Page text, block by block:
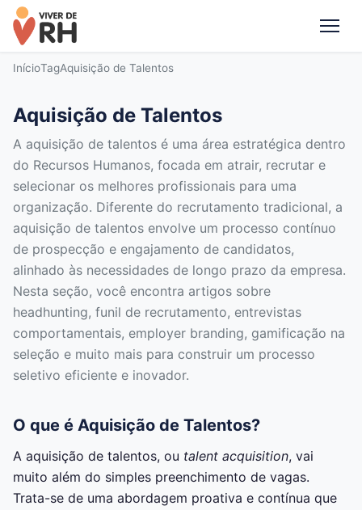
InícioTagAquisição de Talentos
Aquisição de Talentos
A aquisição de talentos é uma área estratégica dentro
do Recursos Humanos, focada em atrair, recrutar e
selecionar os melhores profissionais para uma
organização. Diferente do recrutamento tradicional, a
aquisição de talentos envolve um processo contínuo
de prospecção e engajamento de candidatos,
alinhado às necessidades de longo prazo da empresa.
Nesta seção, você encontra artigos sobre
headhunting, funil de recrutamento, entrevistas
comportamentais, employer branding, gamificação na
seleção e muito mais para construir um processo
seletivo eficiente e inovador.
O que é Aquisição de Talentos?
A aquisição de talentos, ou talent acquisition, vai
muito além do simples preenchimento de vagas.
Trata-se de uma abordagem proativa e contínua que